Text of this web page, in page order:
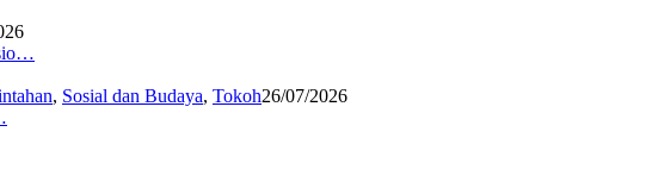
, Sosial dan Budaya, Tokoh26/07/2026